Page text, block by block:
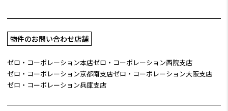
物件のお問い合わせ店舗
ゼロ・コーポレーション本店ゼロ・コーポレーション西院支店
ゼロ・コーポレーション京都南支店ゼロ・コーポレーション大阪支店
ゼロ・コーポレーション兵庫支店